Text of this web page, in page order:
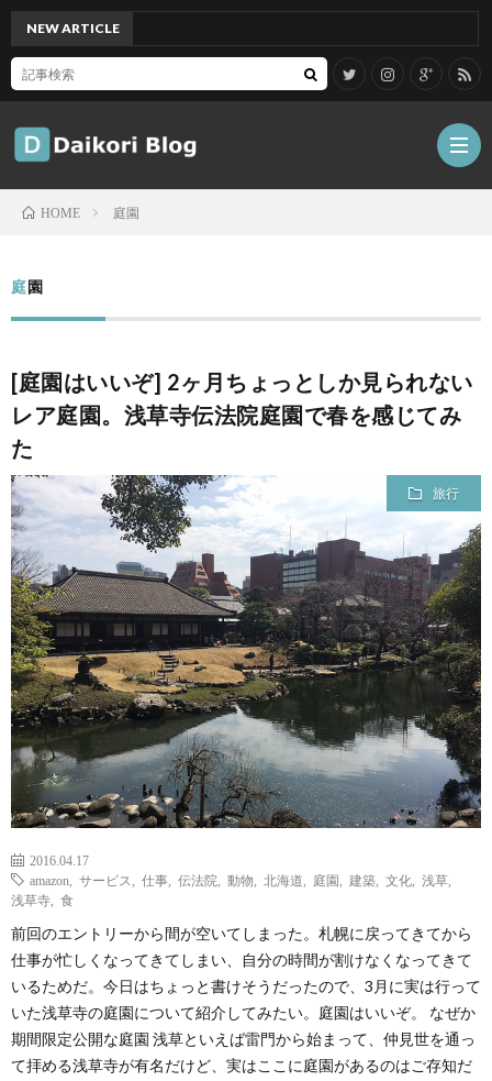
記
Tips
ガ
ッ
ト
メ
行・
散
歩
こ
の
ブ
ロ
グ
い
て
NEW ARTICLE
HOME 庭園
庭園
[庭園はいいぞ] 2ヶ月ちょっとしか見られない
レア庭園。浅草寺伝法院庭園で春を感じてみ
た
旅行
2016.04.17
amazon
サービス 仕事 伝法院 動物 北海道 庭園 建築 文化 浅草
浅草寺
食
前回のエントリーから間が空いてしまった。札幌に戻ってきてから
仕事が忙しくなってきてしまい、自分の時間が割けなくなってきて
いるためだ。今日はちょっと書けそうだったので、3月に実は行って
いた浅草寺の庭園について紹介してみたい。庭園はいいぞ。 なぜか
期間限定公開な庭園 浅草といえば雷門から始まって、仲見世を通っ
て拝める浅草寺が有名だけど、実はここに庭園があるのはご存知だ